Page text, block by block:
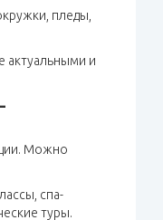
пледы,
актуальными и
Можно
спа-
туры.